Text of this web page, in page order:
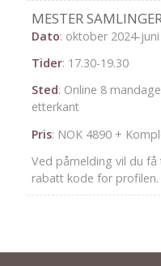
MESTER
Dato: oktober 2024-
Tider: 17.30-19.30
Sted: Online 8
etterkant
Pris: NOK 4890 +
Ved påmelding vil du
rabatt kode for profilen.